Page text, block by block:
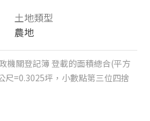
土地類型
農地
機關登記簿 登載的面積總合(平方
尺=0.3025坪，小數點第三位四捨